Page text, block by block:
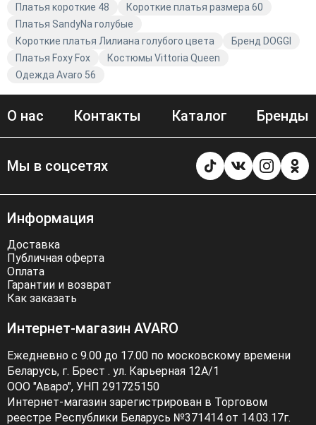
Платья короткие 48
Короткие платья размера 60
Платья SandyNa голубые
Короткие платья Лилиана голубого цвета
Бренд DOGGI
Платья Foxy Fox
Костюмы Vittoria Queen
Одежда Avaro 56
О нас Контакты Каталог Бренды
Мы в соцсетях
Информация
Доставка
Публичная оферта
Оплата
Гарантии и возврат
Как заказать
Интернет-магазин AVARO
Ежедневно с 9.00 до 17.00 по московскому времени
Беларусь, г. Брест . ул. Карьерная 12А/1
ООО "Аваро", УНП 291725150
Интернет-магазин зарегистрирован в Торговом
реестре Республики Беларусь №371414 от 14.03.17г.